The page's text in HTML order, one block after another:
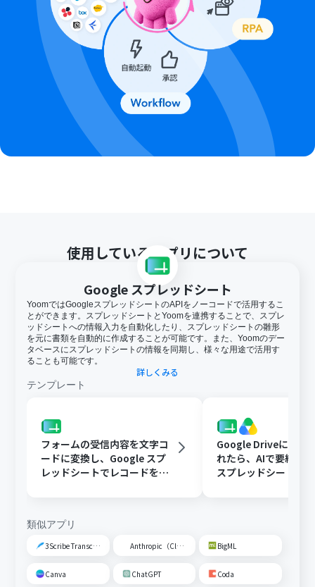
使用しているアプリについて
Google スプレッドシート
YoomではGoogleスプレッドシートのAPIをノーコードで活用するこ
とができます。スプレッドシートとYoomを連携することで、スプレ
ッドシートへの情報入力を自動化したり、スプレッドシートの雛形
を元に書類を自動的に作成することが可能です。また、Yoomのデー
タベースにスプレッドシートの情報を同期し、様々な用途で活用す
ることも可能です。
詳しくみる
テンプレート
フォームの受信内容を文字コ
ードに変換し、Google スプ
レッドシートでレコードを追
Google Driveに文書
れたら、AIで要約し
スプレッドシートの
類似アプリ
3Scribe Transcription Anthropic（Claude） BigML
Canva ChatGPT Coda